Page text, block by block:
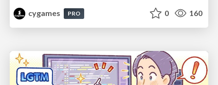
cygames
PRO 0 160